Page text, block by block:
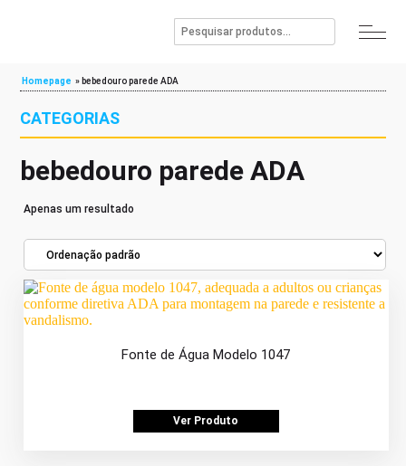
Homepage » bebedouro parede ADA
CATEGORIAS
bebedouro parede ADA
Apenas um resultado
Fonte de Água Modelo 1047
Ver Produto